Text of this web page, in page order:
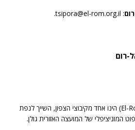
: tsipora@el-rom.org.il.
רום
קיבוץ אל-רום (באנגלית: El-Rom) הינו אחד מקיבוצי הצפון, השייך לנפת
המוניציפלי של המועצה האזורית גולן.